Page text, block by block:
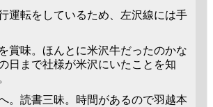
運転をしているため、左沢線には手
賞味。ほんとに米沢牛だったのかな
日まで社様が米沢にいたことを知
。読書三昧。時間があるので羽越本